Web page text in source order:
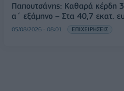
Παπουτσάνης: Καθαρά κέρδη
α΄ εξάμηνο – Στα 40,7 εκατ.
05/08/2026 - 08:01 ΕΠΙΧΕΙΡΗΣΕΙΣ